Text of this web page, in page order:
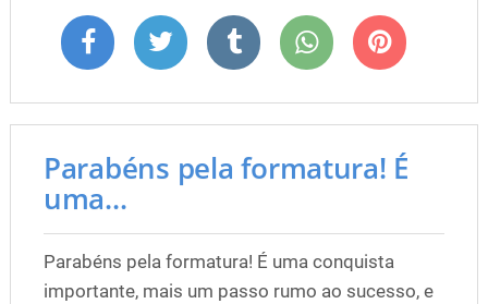
Parabéns pela formatura! É
uma...
Parabéns pela formatura! É uma conquista
importante, mais um passo rumo ao sucesso, e